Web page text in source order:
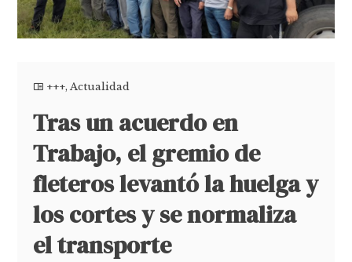
+++,Actualidad
Tras un acuerdo en
Trabajo, el gremio de
fleteros levantó la huelga y
los cortes y se normaliza
el transporte